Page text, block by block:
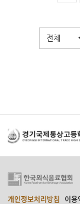
개인정보처리방침 이용